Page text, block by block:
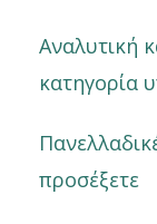
Αναλυτική
κατηγορία
προσέξετε